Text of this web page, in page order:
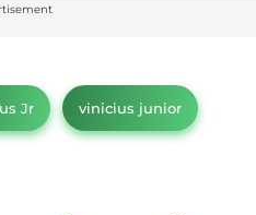
Jr vinicius junior